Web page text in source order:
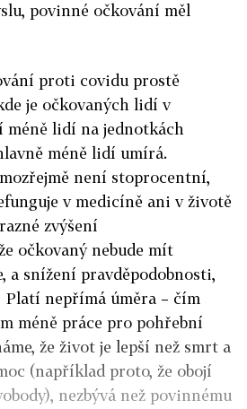
povinné očkování měl
proti covidu prostě
je očkovaných lidí v
méně lidí na jednotkách
méně lidí umírá.
není stoprocentní,
v medicíně ani v životě
zvýšení
očkovaný nebude mít
a snížení pravděpodobnosti,
nepřímá úměra – čím
méně práce pro pohřební
že život je lepší než smrt a
(například proto, že obojí
nezbývá než povinnému